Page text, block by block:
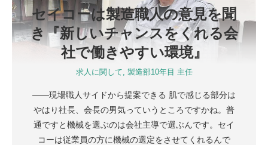
セイコーは製造職人の意見を聞
き『新しいチャンスをくれる会
社で働きやすい環境』
求人に関して 製造部10年目 主任
――現場職人サイドから提案できる 肌で感じる部分は
やはり社長、会長の男気っていうところですかね。普
通ですと機械を選ぶのは会社主導で選ぶんです。セイ
コーは従業員の方に機械の選定をさせてくれるんで